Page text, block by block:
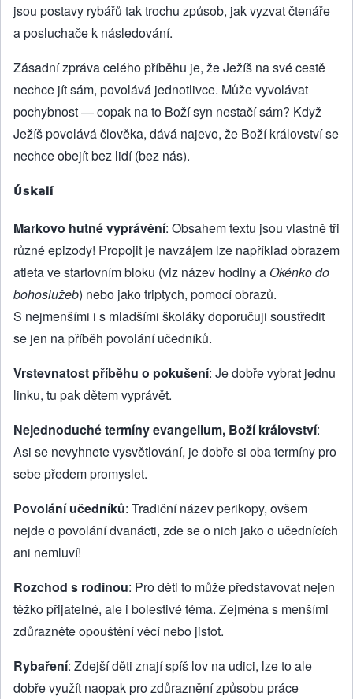
jsou postavy rybářů tak trochu způsob, jak vyzvat čtenáře
a posluchače k následování.
Zásadní zpráva celého příběhu je, že Ježíš na své cestě
nechce jít sám, povolává jednotlivce. Může vyvolávat
pochybnost — copak na to Boží syn nestačí sám? Když
Ježíš povolává člověka, dává najevo, že Boží království se
nechce obejít bez lidí (bez nás).
Úskalí
Markovo hutné vyprávění: Obsahem textu jsou vlastně tři
různé epizody! Propojit je navzájem lze například obrazem
atleta ve startovním bloku (viz název hodiny a Okénko do
bohoslužeb) nebo jako triptych, pomocí obrazů.
S nejmenšími i s mladšími školáky doporučuji soustředit
se jen na příběh povolání učedníků.
Vrstevnatost příběhu o pokušení: Je dobře vybrat jednu
linku, tu pak dětem vyprávět.
Nejednoduché termíny evangelium, Boží království:
Asi se nevyhnete vysvětlování, je dobře si oba termíny pro
sebe předem promyslet.
Povolání učedníků: Tradiční název perikopy, ovšem
nejde o povolání dvanácti, zde se o nich jako o učednících
ani nemluví!
Rozchod s rodinou: Pro děti to může představovat nejen
těžko přijatelné, ale i bolestivé téma. Zejména s menšími
zdůrazněte opouštění věcí nebo jistot.
Rybaření: Zdejší děti znají spíš lov na udici, lze to ale
dobře využít naopak pro zdůraznění způsobu práce